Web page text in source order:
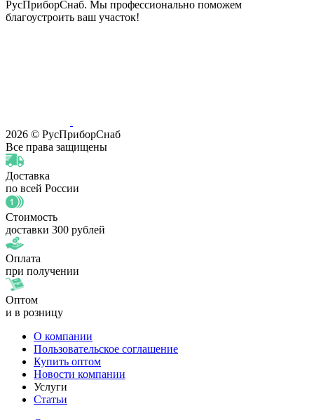
РусПриборСнаб. Мы профессионально поможем
благоустроить ваш участок!
2026 © РусПриборСнаб
Все права защищены
Доставка
по всей России
Стоимость
доставки 300 рублей
Оплата
при получении
Оптом
и в розницу
О компании
Пользовательское соглашение
Купить оптом
Новости компании
Услуги
Статьи